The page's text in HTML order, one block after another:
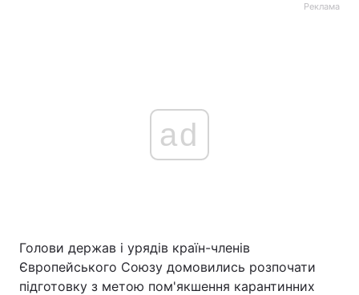
Реклама
ad
Голови держав і урядів країн-членів
Європейського Союзу домовились розпочати
підготовку з метою пом'якшення карантинних